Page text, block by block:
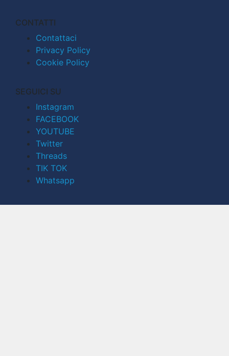
CONTATTI
Contattaci
Privacy Policy
Cookie Policy
SEGUICI SU
Instagram
FACEBOOK
YOUTUBE
Twitter
Threads
TIK TOK
Whatsapp